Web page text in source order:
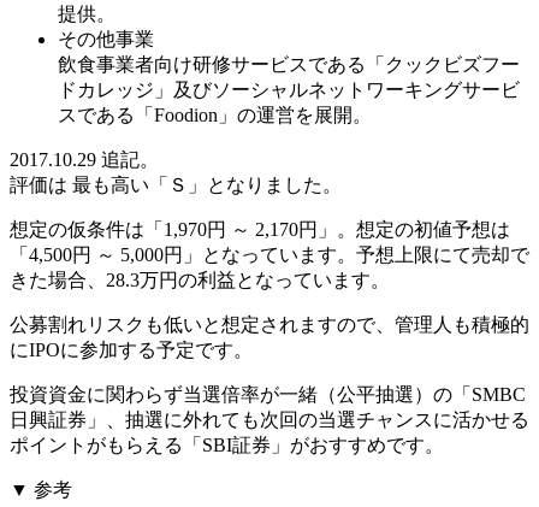
提供。
その他事業
飲食事業者向け研修サービスである「クックビズフー
ドカレッジ」及びソーシャルネットワーキングサービ
スである「Foodion」の運営を展開。
2017.10.29 追記。
評価は 最も高い「Ｓ」 となりました。
想定の仮条件は「 1,970円 ～ 2,170円 」。想定の初値予想は
「 4,500円 ～ 5,000円 」となっています。予想上限にて売却で
きた場合、 28.3万円の利益となっています。
公募割れリスクも低いと想定されますので、 管理人も積極的
にIPOに参加する予定です。
投資資金に関わらず当選倍率が一緒（公平抽選） の 「SMBC
日興証券」
、抽選に外れても次回の当選チャンスに活かせる
ポイントがもらえる
「SBI証券」 がおすすめです。
▼ 参考